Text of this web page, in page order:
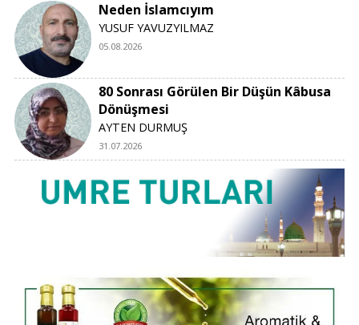
Neden İslamcıyım
YUSUF YAVUZYILMAZ
05.08.2026
80 Sonrası Görülen Bir Düşün Kâbusa
Dönüşmesi
AYTEN DURMUŞ
31.07.2026